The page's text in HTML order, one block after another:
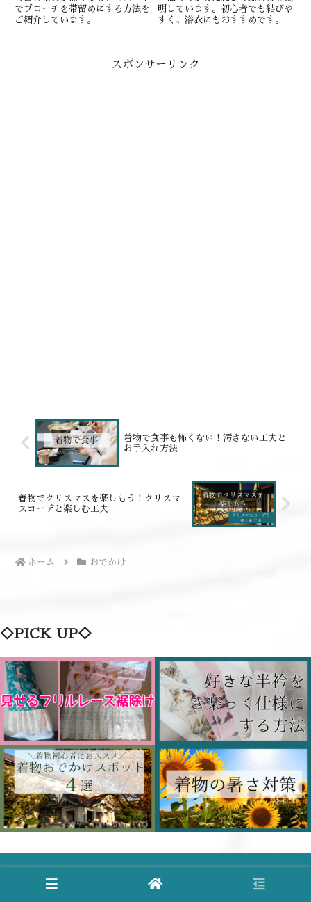
でブローチを帯留めにする方法を
ご紹介しています。
明しています。初心者でも結びや
すく、浴衣にもおすすめです。
スポンサーリンク
着物で食事も怖くない！汚さない工夫と
お手入れ方法
着物でクリスマスを楽しもう！クリスマ
スコーデと楽しむ工夫
ホーム おでかけ
◇PICK UP◇